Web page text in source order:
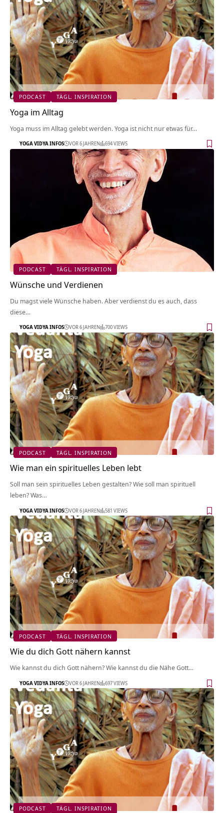
PODCAST TÄGL. INSPIRATION
Yoga im Alltag
Yoga muss im Alltag gelebt werden. Yoga ist nicht nur etwas für…
YOGA VIDYA INFOS VOR 6 JAHREN 694 VIEWS
PODCAST TÄGL. INSPIRATION
Wünsche und Verdienen
Du magst viele Wünsche haben. Aber verdienst du es auch, dass
diese…
YOGA VIDYA INFOS VOR 6 JAHREN 700 VIEWS
PODCAST TÄGL. INSPIRATION
Wie man ein spirituelles Leben lebt
Soll man sein spirituelles Leben gestalten? Wie soll man spirituell
leben? Was…
YOGA VIDYA INFOS VOR 6 JAHREN 581 VIEWS
PODCAST TÄGL. INSPIRATION
Wie du dich Gott nähern kannst
Wie kannst du dich Gott nähern? Wie kannst du die Nähe Gott…
YOGA VIDYA INFOS VOR 6 JAHREN 697 VIEWS
PODCAST TÄGL. INSPIRATION